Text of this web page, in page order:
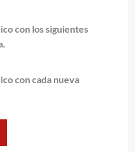
con los siguientes
con cada nueva